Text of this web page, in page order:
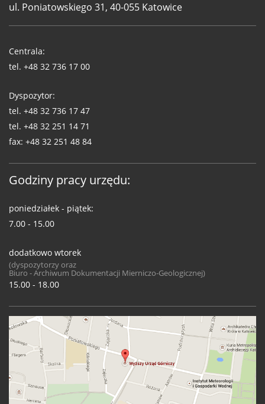
ul. Poniatowskiego 31, 40-055 Katowice
WUG
Centrala:
tel. +48 32 736 17 00
Dyspozytor:
tel. +48 32 736 17 47
tel. +48 32 251 14 71
fax: +48 32 251 48 84
Godziny pracy urzędu:
poniedziałek - piątek:
7.00 - 15.00
dodatkowo wtorek
(dyspozytorzy oraz
Biuro - Archiwum Dokumentacji Mierniczo-Geologicznej)
15.00 - 18.00